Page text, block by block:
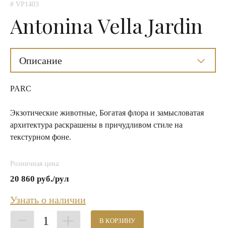
# VP1403
Antonina Vella Jardin
Описание
PARC
Экзотические животные, Богатая флора и замысловатая
архитектура раскрашены в причудливом стиле на
текстурном фоне.
Розничная цена:
20 860 руб./рул
Узнать о наличии
1 В КОРЗИНУ